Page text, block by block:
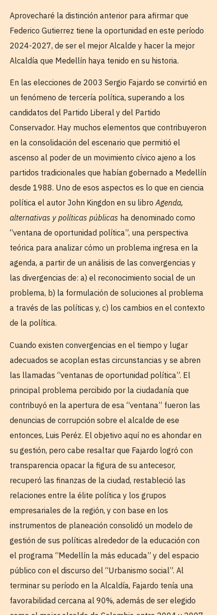
Aprovecharé la distinción anterior para afirmar que
Federico Gutierrez tiene la oportunidad en este período
2024-2027, de ser el mejor Alcalde y hacer la mejor
Alcaldía que Medellín haya tenido en su historia.
En las elecciones de 2003 Sergio Fajardo se convirtió en
un fenómeno de tercería política, superando a los
candidatos del Partido Liberal y del Partido
Conservador. Hay muchos elementos que contribuyeron
en la consolidación del escenario que permitió el
ascenso al poder de un movimiento cívico ajeno a los
partidos tradicionales que habían gobernado a Medellín
desde 1988. Uno de esos aspectos es lo que en ciencia
política el autor John Kingdon en su libroAgenda,
alternativas y políticas públicas ha denominado como
“ventana de oportunidad política”, una perspectiva
teórica para analizar cómo un problema ingresa en la
agenda, a partir de un análisis de las convergencias y
las divergencias de: a) el reconocimiento social de un
problema, b) la formulación de soluciones al problema
a través de las políticas y, c) los cambios en el contexto
de la política.
Cuando existen convergencias en el tiempo y lugar
adecuados se acoplan estas circunstancias y se abren
las llamadas “ventanas de oportunidad política”. El
principal problema percibido por la ciudadanía que
contribuyó en la apertura de esa “ventana” fueron las
denuncias de corrupción sobre el alcalde de ese
entonces, Luis Peréz. El objetivo aquí no es ahondar en
su gestión, pero cabe resaltar que Fajardo logró con
transparencia opacar la figura de su antecesor,
recuperó las finanzas de la ciudad, restableció las
relaciones entre la élite política y los grupos
empresariales de la región, y con base en los
instrumentos de planeación consolidó un modelo de
gestión de sus políticas alrededor de la educación con
el programa “Medellín la más educada” y del espacio
público con el discurso del “Urbanismo social”. Al
terminar su período en la Alcaldía, Fajardo tenía una
favorabilidad cercana al 90%, además de ser elegido